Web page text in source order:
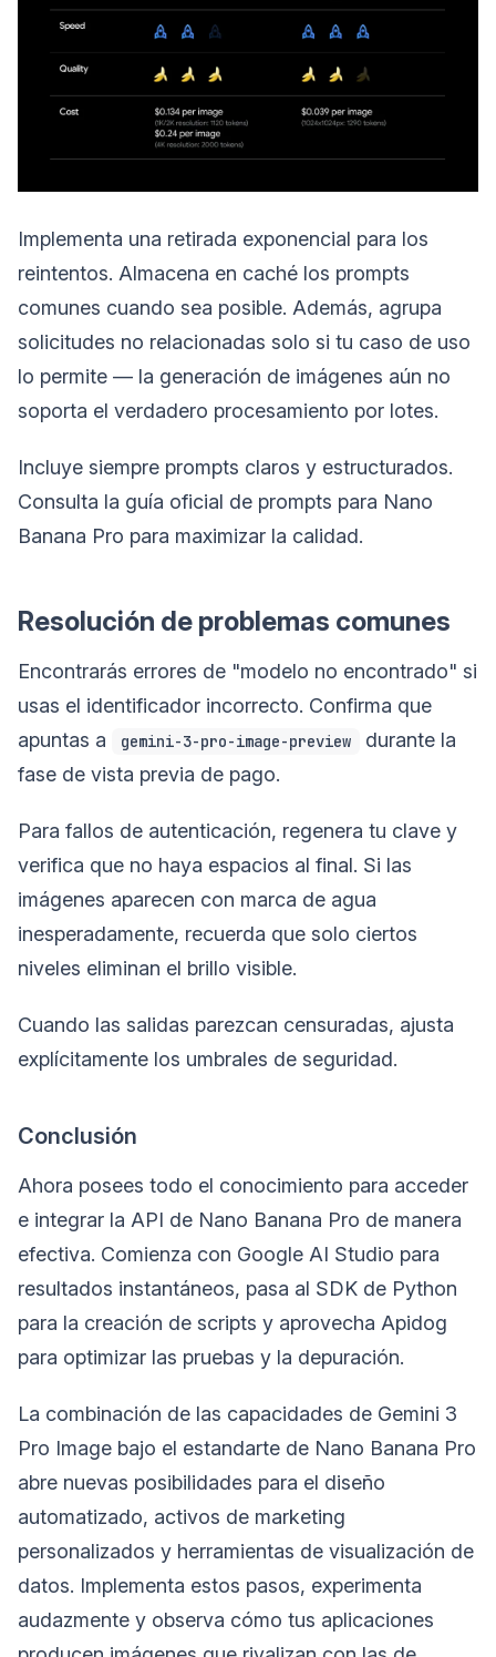
Implementa una retirada exponencial para los
reintentos. Almacena en caché los prompts
comunes cuando sea posible. Además, agrupa
solicitudes no relacionadas solo si tu caso de uso
lo permite — la generación de imágenes aún no
soporta el verdadero procesamiento por lotes.
Incluye siempre prompts claros y estructurados.
Consulta la guía oficial de prompts para Nano
Banana Pro para maximizar la calidad.
Resolución de problemas comunes
Encontrarás errores de "modelo no encontrado" si
usas el identificador incorrecto. Confirma que
apuntas a
gemini-3-pro-image-preview
durante la
fase de vista previa de pago.
Para fallos de autenticación, regenera tu clave y
verifica que no haya espacios al final. Si las
imágenes aparecen con marca de agua
inesperadamente, recuerda que solo ciertos
niveles eliminan el brillo visible.
Cuando las salidas parezcan censuradas, ajusta
explícitamente los umbrales de seguridad.
Conclusión
Ahora posees todo el conocimiento para acceder
e integrar la API de Nano Banana Pro de manera
efectiva. Comienza con Google AI Studio para
resultados instantáneos, pasa al SDK de Python
para la creación de scripts y aprovecha Apidog
para optimizar las pruebas y la depuración.
La combinación de las capacidades de Gemini 3
Pro Image bajo el estandarte de Nano Banana Pro
abre nuevas posibilidades para el diseño
automatizado, activos de marketing
personalizados y herramientas de visualización de
datos. Implementa estos pasos, experimenta
audazmente y observa cómo tus aplicaciones